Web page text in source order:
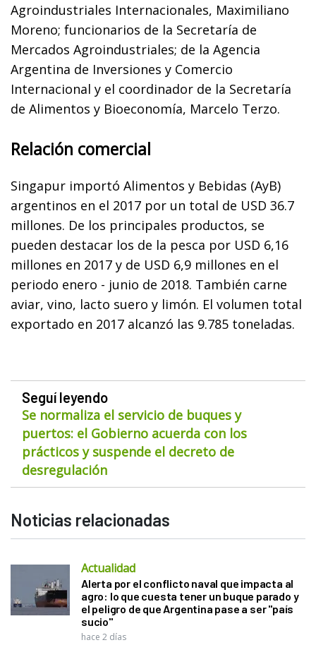
Agroindustriales Internacionales, Maximiliano
Moreno; funcionarios de la Secretaría de
Mercados Agroindustriales; de la Agencia
Argentina de Inversiones y Comercio
Internacional y el coordinador de la Secretaría
de Alimentos y Bioeconomía, Marcelo Terzo.
Relación comercial
Singapur importó Alimentos y Bebidas (AyB)
argentinos en el 2017 por un total de USD 36.7
millones. De los principales productos, se
pueden destacar los de la pesca por USD 6,16
millones en 2017 y de USD 6,9 millones en el
periodo enero - junio de 2018. También carne
aviar, vino, lacto suero y limón. El volumen total
exportado en 2017 alcanzó las 9.785 toneladas.
Seguí leyendo
Se normaliza el servicio de buques y
puertos: el Gobierno acuerda con los
prácticos y suspende el decreto de
desregulación
Noticias relacionadas
Actualidad
Alerta por el conflicto naval que impacta al
agro: lo que cuesta tener un buque parado y
el peligro de que Argentina pase a ser "país
sucio"
hace 2 días